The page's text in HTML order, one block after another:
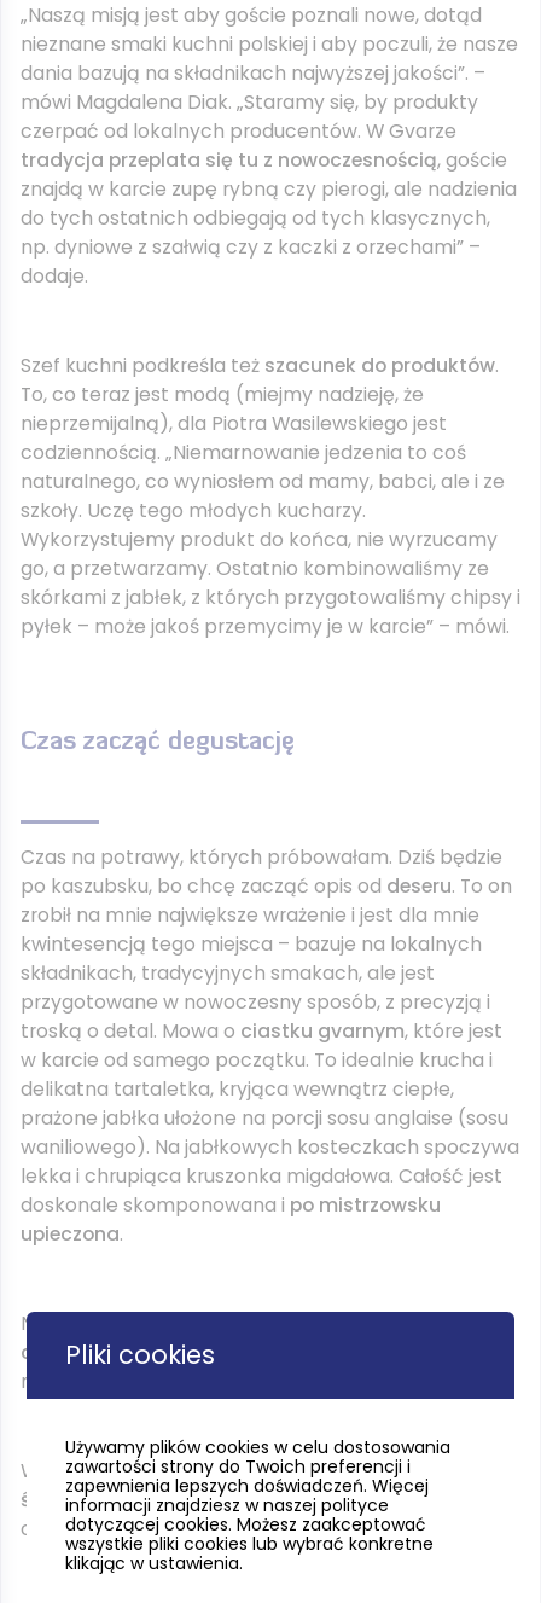
„Naszą misją jest aby goście poznali nowe, dotąd
nieznane smaki kuchni polskiej i aby poczuli, że nasze
dania bazują na składnikach najwyższej jakości”. –
mówi Magdalena Diak. „Staramy się, by produkty
czerpać od lokalnych producentów. W Gvarze
tradycja przeplata się tu z nowoczesnością, goście
znajdą w karcie zupę rybną czy pierogi, ale nadzienia
do tych ostatnich odbiegają od tych klasycznych,
np. dyniowe z szałwią czy z kaczki z orzechami” –
dodaje.
Szef kuchni podkreśla też szacunek do produktów.
To, co teraz jest modą (miejmy nadzieję, że
nieprzemijalną), dla Piotra Wasilewskiego jest
codziennością. „Niemarnowanie jedzenia to coś
naturalnego, co wyniosłem od mamy, babci, ale i ze
szkoły. Uczę tego młodych kucharzy.
Wykorzystujemy produkt do końca, nie wyrzucamy
go, a przetwarzamy. Ostatnio kombinowaliśmy ze
skórkami z jabłek, z których przygotowaliśmy chipsy i
pyłek – może jakoś przemycimy je w karcie” – mówi.
Czas zacząć degustację
Czas na potrawy, których próbowałam. Dziś będzie
po kaszubsku, bo chcę zacząć opis od deseru. To on
zrobił na mnie największe wrażenie i jest dla mnie
kwintesencją tego miejsca – bazuje na lokalnych
składnikach, tradycyjnych smakach, ale jest
przygotowane w nowoczesny sposób, z precyzją i
troską o detal. Mowa o ciastku gvarnym, które jest
w karcie od samego początku. To idealnie krucha i
delikatna tartaletka, kryjąca wewnątrz ciepłe,
prażone jabłka ułożone na porcji sosu anglaise (sosu
waniliowego). Na jabłkowych kosteczkach spoczywa
lekka i chrupiąca kruszonka migdałowa. Całość jest
doskonale skomponowana i po mistrzowsku
upieczona.
Na miłośników czekolady czeka
czekolady na biszkopcie migdałowym z musem
rokitnika.
Wracam do przystawek – spróbowałam tatara ze
śledzia(ryba od lokalnych dostawców) z domowym
chlebem, opalanego dymem wiśniowym.
Pliki cookies
Używamy plików cookies w celu dostosowania
zawartości strony do Twoich preferencji i
zapewnienia lepszych doświadczeń. Więcej
informacji znajdziesz w naszej polityce
dotyczącej cookies. Możesz zaakceptować
wszystkie pliki cookies lub wybrać konkretne
klikając w ustawienia.